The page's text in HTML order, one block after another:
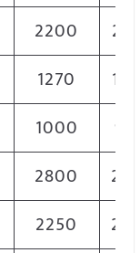
2200
1270
1000
2800
2250